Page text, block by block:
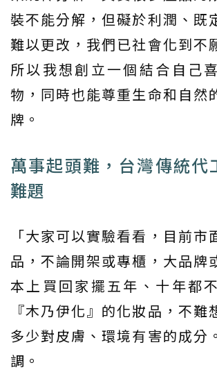
裝不能分解，但礙於利潤、既
難以更改，我們已社會化到不
所以我想創立一個結合自己
物，同時也能尊重生命和自然
牌。
萬事起頭難，台灣傳統代
難題
「大家可以實驗看看，目前市
品，不論開架或專櫃，大品牌
本上買回家擺五年、十年都
『木乃伊化』的化妝品，不難
多少對皮膚、環境有害的成分
調。